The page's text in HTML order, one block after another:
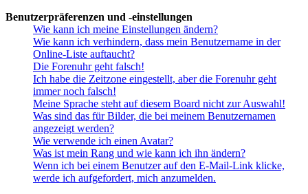
Benutzerpräferenzen und -einstellungen
Wie kann ich meine Einstellungen ändern?
Wie kann ich verhindern, dass mein Benutzername in der
Online-Liste auftaucht?
Die Forenuhr geht falsch!
Ich habe die Zeitzone eingestellt, aber die Forenuhr geht
immer noch falsch!
Meine Sprache steht auf diesem Board nicht zur Auswahl!
Was sind das für Bilder, die bei meinem Benutzernamen
angezeigt werden?
Wie verwende ich einen Avatar?
Was ist mein Rang und wie kann ich ihn ändern?
Wenn ich bei einem Benutzer auf den E-Mail-Link klicke,
werde ich aufgefordert, mich anzumelden.